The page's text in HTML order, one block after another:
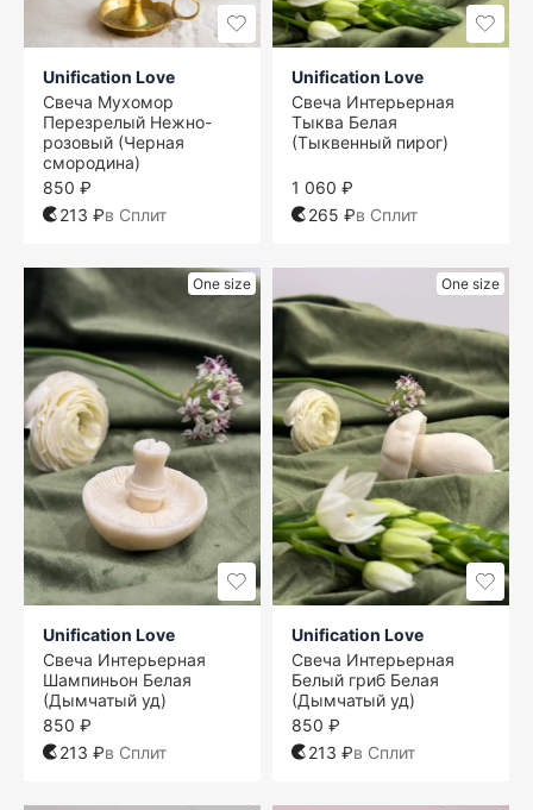
Unification Love
Свеча Мухомор
Перезрелый Нежно-
розовый (Черная
смородина)
850 ₽
213 ₽в Сплит
Unification Love
Свеча Интерьерная
Тыква Белая
(Тыквенный пирог)
1 060 ₽
265 ₽в Сплит
One size
Unification Love
Свеча Интерьерная
Шампиньон Белая
(Дымчатый уд)
850 ₽
213 ₽в Сплит
One size
Unification Love
Свеча Интерьерная
Белый гриб Белая
(Дымчатый уд)
850 ₽
213 ₽в Сплит